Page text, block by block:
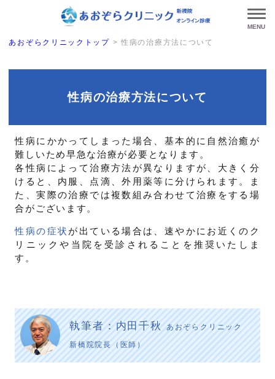
MENU
あおぞらクリニックトップ > 性病の治療方法について
性病の治療方法について
性病にかかってしまった場合、基本的に自然治癒が
難しいため早急な治療が必要となります。
各性病によって治療方法が異なりますが、大きく分
けると、内服、点滴、外用薬等に分けられます。ま
た、実際の治療では複数組み合わせて治療をする場
合がございます。
性病の症状 が出ている場合は、速やかにお近くのク
リニックや当院を受診されることを推奨いたしま
す。
執筆者：内田千秋 あおぞらクリニック
新橋院院長（医師）